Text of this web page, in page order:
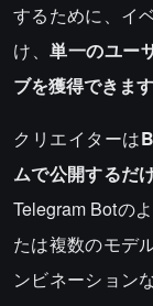
するために、イ
け、単一のユー
ブを獲得できます
クリエイターは
ムで公開するだ
Telegram Botの
たは複数のモデ
ンビネーション